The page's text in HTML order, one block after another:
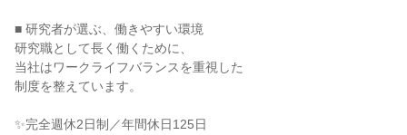
■ 研究者が選ぶ、働きやすい環境
研究職として長く働くために、
当社はワークライフバランスを重視した
制度を整えています。
✨完全週休2日制／年間休日125日